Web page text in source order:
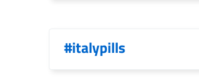
#italypills